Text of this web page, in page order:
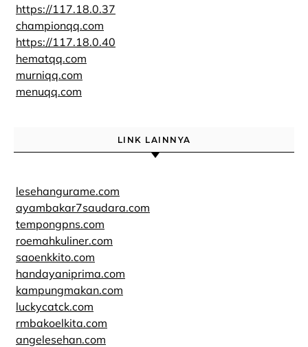
https://117.18.0.37
championqq.com
https://117.18.0.40
hematqq.com
murniqq.com
menuqq.com
LINK LAINNYA
lesehangurame.com
ayambakar7saudara.com
tempongpns.com
roemahkuliner.com
saoenkkito.com
handayaniprima.com
kampungmakan.com
luckycatck.com
rmbakoelkita.com
angelesehan.com